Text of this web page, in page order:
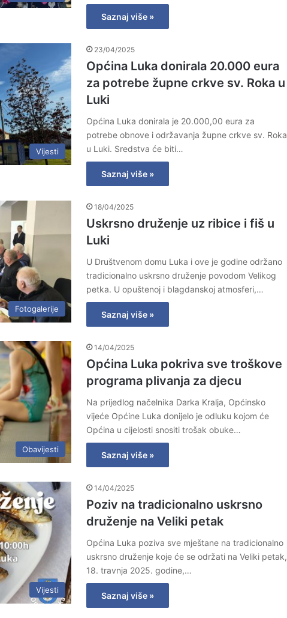
Saznaj više »
Vijesti
23/04/2025
Općina Luka donirala 20.000 eura
za potrebe župne crkve sv. Roka u
Luki
Općina Luka donirala je 20.000,00 eura za
potrebe obnove i održavanja župne crkve sv. Roka
u Luki. Sredstva će biti…
Saznaj više »
Fotogalerije
18/04/2025
Uskrsno druženje uz ribice i fiš u
Luki
U Društvenom domu Luka i ove je godine održano
tradicionalno uskrsno druženje povodom Velikog
petka. U opuštenoj i blagdanskoj atmosferi,…
Saznaj više »
Obavijesti
14/04/2025
Općina Luka pokriva sve troškove
programa plivanja za djecu
Na prijedlog načelnika Darka Kralja, Općinsko
vijeće Općine Luka donijelo je odluku kojom će
Općina u cijelosti snositi trošak obuke…
Saznaj više »
Vijesti
14/04/2025
Poziv na tradicionalno uskrsno
druženje na Veliki petak
Općina Luka poziva sve mještane na tradicionalno
uskrsno druženje koje će se održati na Veliki petak,
18. travnja 2025. godine,…
Saznaj više »